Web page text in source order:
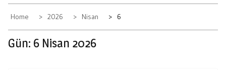
Home 2026 Nisan 6
Gün: 6 Nisan 2026